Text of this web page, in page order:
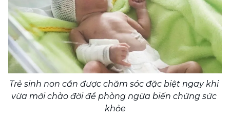
Trẻ sinh non cần được chăm sóc đặc biệt ngay khi
vừa mới chào đời để phòng ngừa biến chứng sức
khỏe